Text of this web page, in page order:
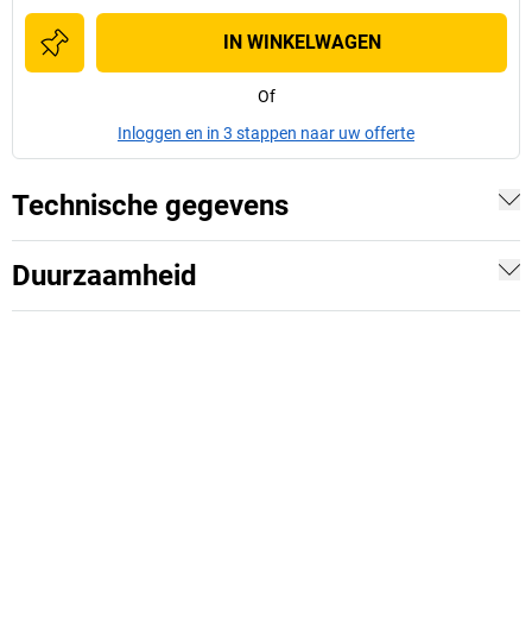
IN WINKELWAGEN
Of
Inloggen en in 3 stappen naar uw offerte
Technische gegevens
Duurzaamheid